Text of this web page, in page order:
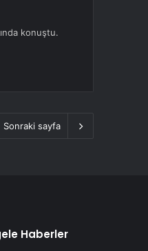
konuştu.
Sonraki sayfa
Haberler